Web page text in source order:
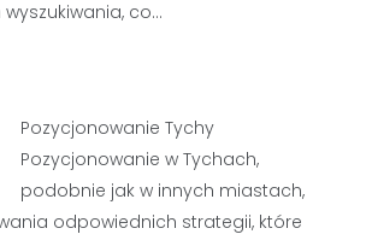
co…
Pozycjonowanie Tychy
Pozycjonowanie w Tychach,
podobnie jak w innych miastach,
odpowiednich strategii, które